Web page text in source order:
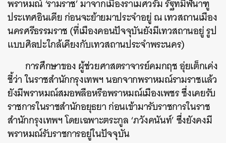
พราหมณ์ ‘รามราช’ มาจากเมืองราเมศวรัม รัฐทมิฬนาฑู
ประเทศอินเดีย ก่อนจะย้ายมาประจำอยู่ ณ เทวสถานเมือง
นครศรีธรรมราช (ที่เมืองคอนปัจจุบันยังมีเทวสถานอยู่ รูป
แบบศิลปะใกล้เคียงกับเทวสถานประจำพระนคร)
การศึกษาของ ผู้ช่วยศาสตราจารย์คมกฤช อุ่ยเต็กเค่ง
ชี้ว่า ในราชสำนักกรุงเทพฯ นอกจากพราหมณ์รามราชแล้ว
ยังมีพราหมณ์สมอพลือหรือพราหมณ์เมืองเพชร ซึ่งเคยรับ
ราชการในราชสำนักอยุธยา ก่อนเข้ามารับราชการในราช
สำนักกรุงเทพฯ โดยเฉพาะตระกูล ‘ภวังคนันท์’ ซึ่งยังคงมี
พราหมณ์รับราชการอยู่ในปัจจุบัน